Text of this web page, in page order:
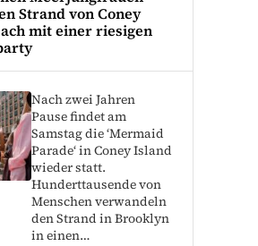
Strand von Coney
mit einer riesigen
Nach zwei Jahren
Pause findet am
Samstag die ‘Mermaid
Parade‘ in Coney Island
wieder statt.
Hunderttausende von
Menschen verwandeln
den Strand in Brooklyn
in einen…